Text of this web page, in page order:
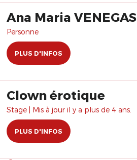
Ana Maria VENEGAS
Personne
PLUS D'INFOS
Clown érotique
Stage | Mis à jour il y a plus de 4 ans.
PLUS D'INFOS